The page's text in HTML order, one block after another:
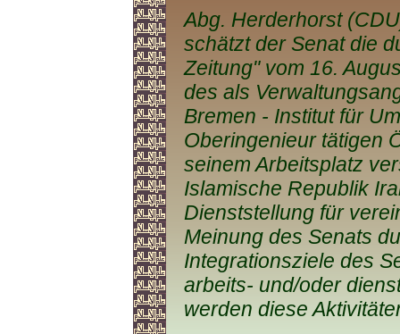
Abg. Herderhorst
schätzt der Senat die
Zeitung" vom 16.
des als
Bremen - Institut für
Oberingenieur tätigen
seinem Arbeitsplatz
Islamische Republik
Dienststellung für
Meinung des Senats
Integrationsziele des
arbeits- und/oder
werden diese